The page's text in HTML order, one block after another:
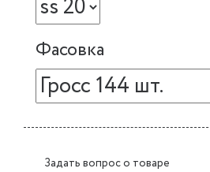
Фасовка
Задать вопрос о товаре